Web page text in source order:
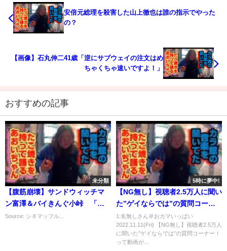
安倍元総理を殺害した山上徹也は誰の指示でやった
の？
【画像】石丸伸二41歳「逆にサブウェイの注文はめ
ちゃくちゃ速いですよ！」
おすすめの記事
未分類
【腹筋崩壊】サンドウィッチマ
ン富澤＆バイきんぐ小峠 「お
まえ明るいな！」
Source: シネマッフル...
5時に夢中!
【NG無し】視聴者2.5万人に聞い
た”ゲイならでは”の質問コーナ
ー！
1:名無しさん＠おカマいっぱい
2022.11.11(Fri) 【NG無し】視聴者2.5万人
に聞いた”ゲイならでは”の質問コーナー！
って動画が...